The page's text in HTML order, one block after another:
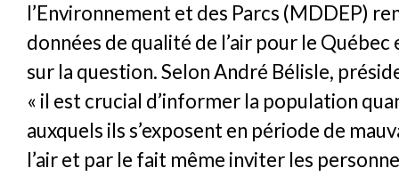
l’Environnement et des Parcs (MDDEP)
données de qualité de l’air pour le Québec
sur la question. Selon André Bélisle,
« il est crucial d’informer la population
auxquels ils s’exposent en période de
l’air et par le fait même inviter les